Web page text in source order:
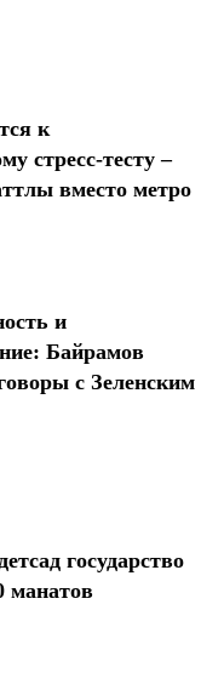
к
стресс-тесту –
вместо метро
и
Байрамов
с Зеленским
государство
манатов